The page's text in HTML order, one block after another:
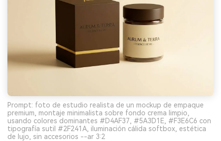
Prompt: foto de estudio realista de un mockup de empaque
premium, montaje minimalista sobre fondo crema limpio,
usando colores dominantes #D4AF37, #5A3D1E, #F3E6C6 con
tipografía sutil #2F241A, iluminación cálida softbox, estética
de lujo, sin accesorios --ar 3:2